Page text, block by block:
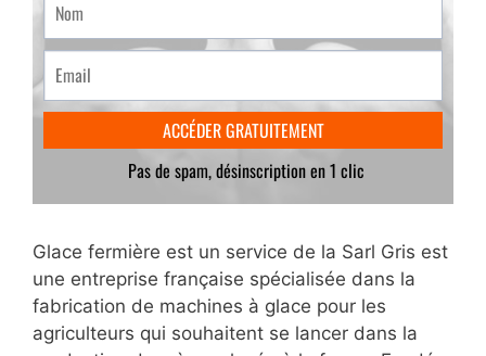
Glace fermière est un service de la Sarl Gris est
une entreprise française spécialisée dans la
fabrication de machines à glace pour les
agriculteurs qui souhaitent se lancer dans la